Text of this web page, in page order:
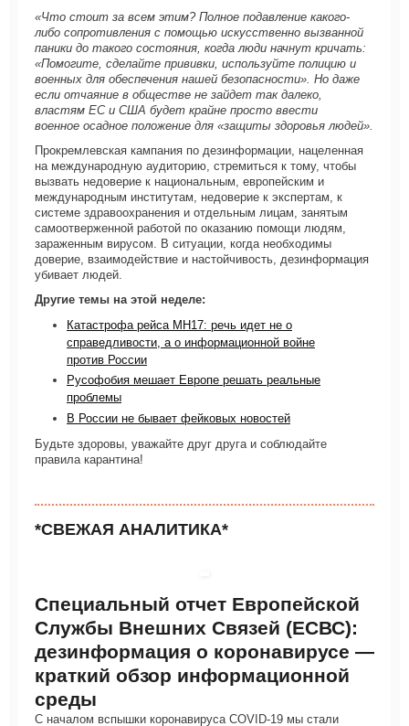
«Что стоит за всем этим? Полное подавление какого-
либо сопротивления с помощью искусственно вызванной
паники до такого состояния, когда люди начнут кричать:
«Помогите, сделайте прививки, используйте полицию и
военных для обеспечения нашей безопасности». Но даже
если отчаяние в обществе не зайдет так далеко,
властям ЕС и США будет крайне просто ввести
военное осадное положение для «защиты здоровья людей».
Прокремлевская кампания по дезинформации, нацеленная
на международную аудиторию, стремиться к тому, чтобы
вызвать недоверие к национальным, европейским и
международным институтам, недоверие к экспертам, к
системе здравоохранения и отдельным лицам, занятым
самоотверженной работой по оказанию помощи людям,
зараженным вирусом. В ситуации, когда необходимы
доверие, взаимодействие и настойчивость, дезинформация
убивает людей.
Другие темы на этой неделе:
Катастрофа рейса MH17: речь идет не о
справедливости, а о информационной войне
против России
Русофобия мешает Европе решать реальные
проблемы
В России не бывает фейковых новостей
Будьте здоровы, уважайте друг друга и соблюдайте
правила карантина!
*СВЕЖАЯ АНАЛИТИКА*
Специальный отчет Европейской
Службы Внешних Связей (ЕСВС):
дезинформация о коронавирусе —
краткий обзор информационной
среды
С началом вспышки коронавируса COVID-19 мы стали